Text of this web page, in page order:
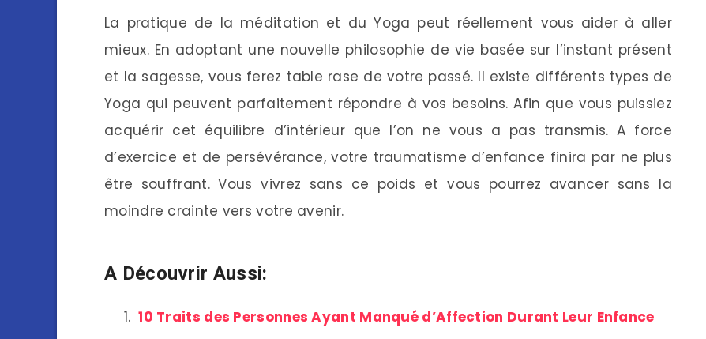
La pratique de la méditation et du Yoga peut réellement vous aider à aller
mieux. En adoptant une nouvelle philosophie de vie basée sur l’instant présent
et la sagesse, vous ferez table rase de votre passé. Il existe différents types de
Yoga qui peuvent parfaitement répondre à vos besoins. Afin que vous puissiez
acquérir cet équilibre d’intérieur que l’on ne vous a pas transmis. A force
d’exercice et de persévérance, votre traumatisme d’enfance finira par ne plus
être souffrant. Vous vivrez sans ce poids et vous pourrez avancer sans la
moindre crainte vers votre avenir.
A Découvrir Aussi:
10 Traits des Personnes Ayant Manqué d’Affection Durant Leur Enfance